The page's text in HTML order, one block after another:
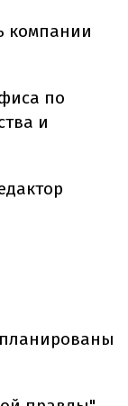
компании
по
и